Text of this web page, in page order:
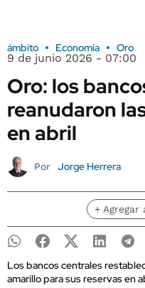
ámbito Economía Oro
9 de junio 2026 - 07:00
Oro: los
reanudaron
en abril
Por Jorge Herrera
+ Agregar
Los bancos centrales
amarillo para sus reservas en